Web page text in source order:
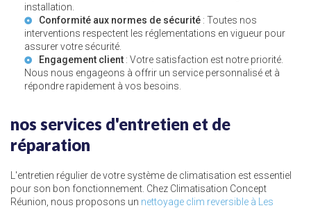
installation.
Conformité aux normes de sécurité : Toutes nos
interventions respectent les réglementations en vigueur pour
assurer votre sécurité.
Engagement client : Votre satisfaction est notre priorité.
Nous nous engageons à offrir un service personnalisé et à
répondre rapidement à vos besoins.
nos services d'entretien et de
réparation
L'entretien régulier de votre système de climatisation est essentiel
pour son bon fonctionnement. Chez Climatisation Concept
Réunion, nous proposons un nettoyage clim reversible à Les